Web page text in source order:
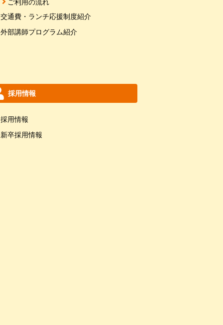
ご利用の流れ
交通費・ランチ応援制度紹介
外部講師プログラム紹介
採用情報
採用情報
新卒採用情報